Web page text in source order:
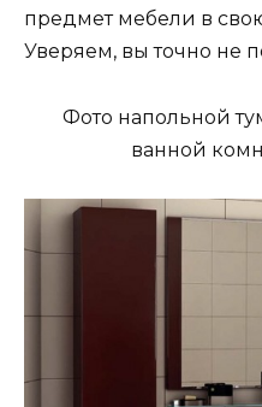
предмет мебели в
Уверяем, вы точно не
Фото напольной
ванной